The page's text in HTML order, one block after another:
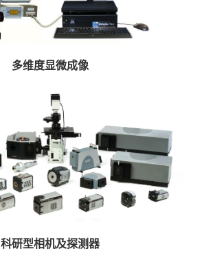
多维度显微成像
科研型相机及探测器